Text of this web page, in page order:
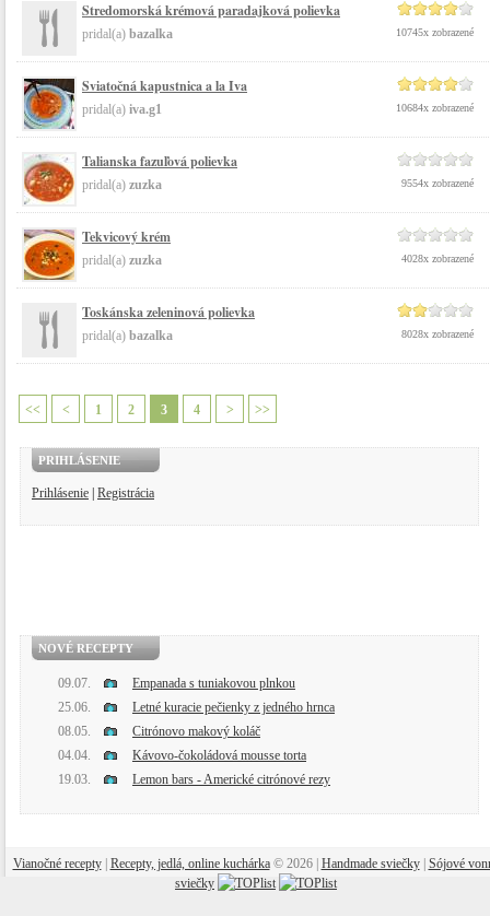
Stredomorská krémová paradajková polievka
pridal(a) bazalka 10745x zobrazené
Sviatočná kapustnica a la Iva
pridal(a) iva.g1 10684x zobrazené
Talianska fazuľová polievka
pridal(a) zuzka 9554x zobrazené
Tekvicový krém
pridal(a) zuzka 4028x zobrazené
Toskánska zeleninová polievka
pridal(a) bazalka 8028x zobrazené
<< < 1 2 3 4 > >>
PRIHLÁSENIE
Prihlásenie Registrácia
NOVÉ RECEPTY
09.07.
Empanada s tuniakovou plnkou
25.06.
Letné kuracie pečienky z jedného hrnca
08.05.
Citrónovo makový koláč
04.04.
Kávovo-čokoládová mousse torta
19.03.
Lemon bars - Americké citrónové rezy
Vianočné recepty| Recepty, jedlá, online kuchárka© 2026 | Handmade sviečky| Sójové
sviečky